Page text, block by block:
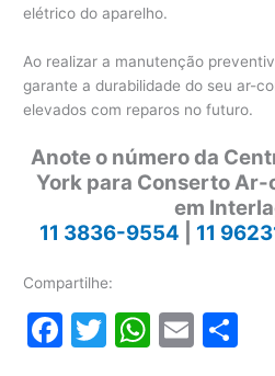
elétrico do aparelho.
Ao realizar a manutenção
garante a durabilidade do seu ar-
elevados com reparos no futuro.
Anote o número da
York para Conserto
em
11 3836-9554
11
Compartilhe:
F
T
W E